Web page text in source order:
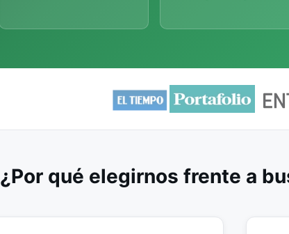
¿Por qué elegirnos frente a